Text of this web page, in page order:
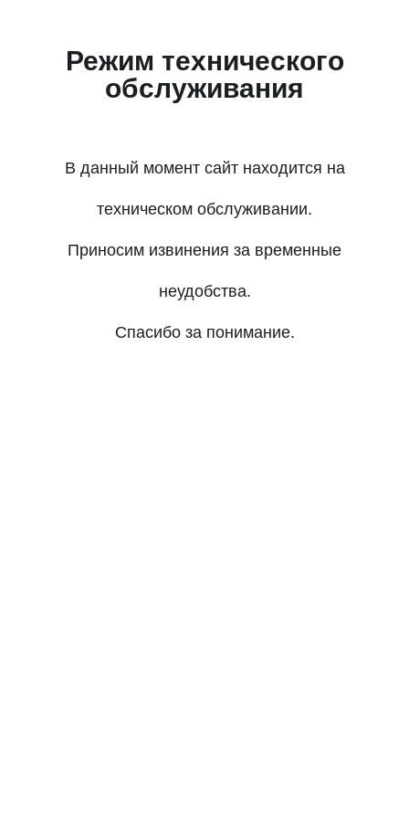
Режим технического
обслуживания
В данный момент сайт находится на
техническом обслуживании.
Приносим извинения за временные
неудобства.
Спасибо за понимание.